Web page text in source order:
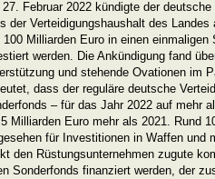
Februar 2022 kündigte der
der Verteidigungshaushalt des
100 Milliarden Euro in einen
werden. Die Ankündigung fand
und stehende Ovationen im
dass der reguläre deutsche
– für das Jahr 2022 auf mehr
Milliarden Euro mehr als 2021. Rund
für Investitionen in Waffen und
den Rüstungsunternehmen zugute
Sonderfonds finanziert werden, der